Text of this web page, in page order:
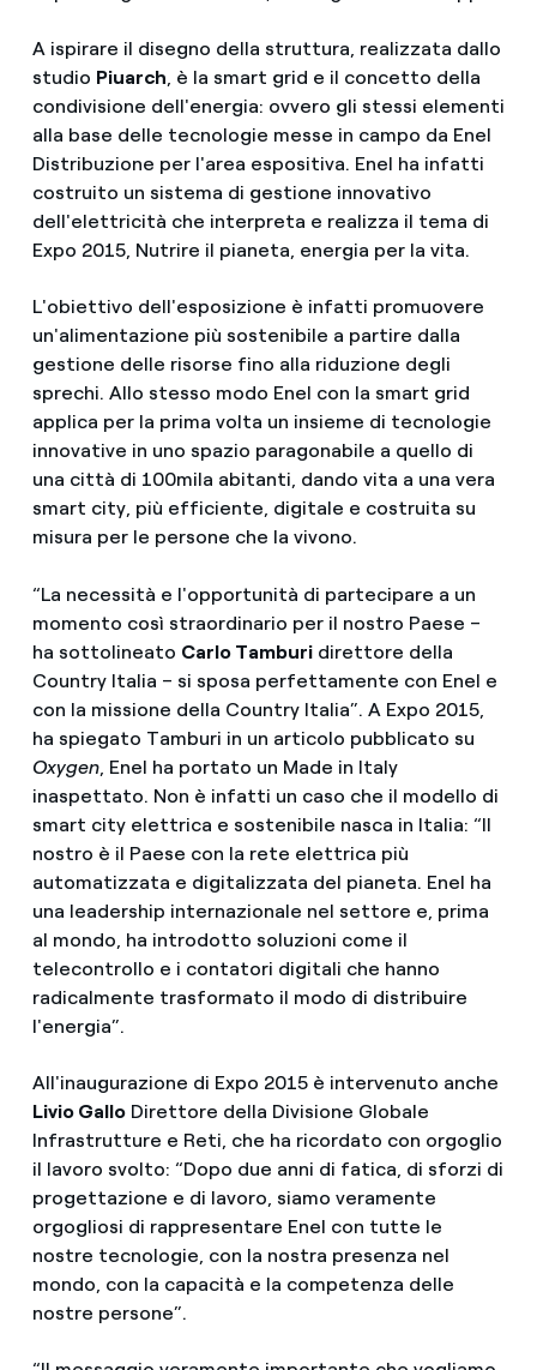
A ispirare il disegno della struttura, realizzata dallo
studio Piuarch, è la smart grid e il concetto della
condivisione dell'energia: ovvero gli stessi elementi
alla base delle tecnologie messe in campo da Enel
Distribuzione per l'area espositiva. Enel ha infatti
costruito un sistema di gestione innovativo
dell'elettricità che interpreta e realizza il tema di
Expo 2015, Nutrire il pianeta, energia per la vita.
L'obiettivo dell'esposizione è infatti promuovere
un'alimentazione più sostenibile a partire dalla
gestione delle risorse fino alla riduzione degli
sprechi. Allo stesso modo Enel con la smart grid
applica per la prima volta un insieme di tecnologie
innovative in uno spazio paragonabile a quello di
una città di 100mila abitanti, dando vita a una vera
smart city, più efficiente, digitale e costruita su
misura per le persone che la vivono.
“La necessità e l'opportunità di partecipare a un
momento così straordinario per il nostro Paese –
ha sottolineato Carlo Tamburidirettore della
Country Italia – si sposa perfettamente con Enel e
con la missione della Country Italia”. A Expo 2015,
ha spiegato Tamburi in un articolo pubblicato su
Oxygen, Enel ha portato un Made in Italy
inaspettato. Non è infatti un caso che il modello di
smart city elettrica e sostenibile nasca in Italia: “Il
nostro è il Paese con la rete elettrica più
automatizzata e digitalizzata del pianeta. Enel ha
una leadership internazionale nel settore e, prima
al mondo, ha introdotto soluzioni come il
telecontrollo e i contatori digitali che hanno
radicalmente trasformato il modo di distribuire
l'energia”.
All'inaugurazione di Expo 2015 è intervenuto anche
Livio GalloDirettore della Divisione Globale
Infrastrutture e Reti, che ha ricordato con orgoglio
il lavoro svolto: “Dopo due anni di fatica, di sforzi di
progettazione e di lavoro, siamo veramente
orgogliosi di rappresentare Enel con tutte le
nostre tecnologie, con la nostra presenza nel
mondo, con la capacità e la competenza delle
nostre persone”.